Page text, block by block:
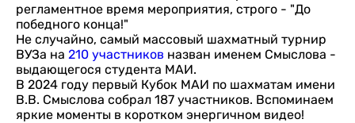
регламентное время мероприятия, строго - "До
победного конца!"
Не случайно, самый массовый шахматный турнир
ВУЗа на 210 участников назван именем Смыслова -
выдающегося студента МАИ.
В 2024 году первый Кубок МАИ по шахматам имени
В.В. Смыслова собрал 187 участников. Вспоминаем
яркие моменты в коротком энергичном видео!